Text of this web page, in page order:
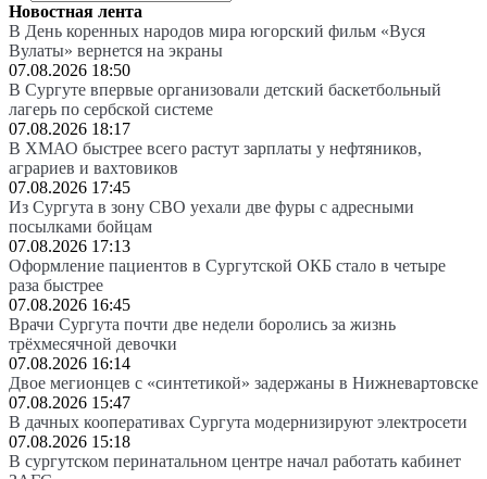
Новостная лента
В День коренных народов мира югорский фильм «Вуся
Вулаты» вернется на экраны
07.08.2026 18:50
В Сургуте впервые организовали детский баскетбольный
лагерь по сербской системе
07.08.2026 18:17
В ХМАО быстрее всего растут зарплаты у нефтяников,
аграриев и вахтовиков
07.08.2026 17:45
Из Сургута в зону СВО уехали две фуры с адресными
посылками бойцам
07.08.2026 17:13
Оформление пациентов в Сургутской ОКБ стало в четыре
раза быстрее
07.08.2026 16:45
Врачи Сургута почти две недели боролись за жизнь
трёхмесячной девочки
07.08.2026 16:14
Двое мегионцев с «синтетикой» задержаны в Нижневартовске
07.08.2026 15:47
В дачных кооперативах Сургута модернизируют электросети
07.08.2026 15:18
В сургутском перинатальном центре начал работать кабинет